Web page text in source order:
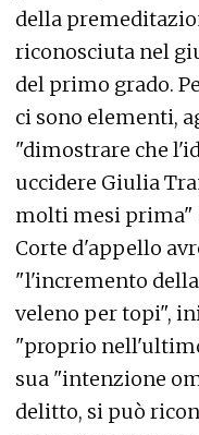
della
riconosciuta nel
del primo grado.
ci sono elementi,
"dimostrare che
uccidere Giulia
molti mesi prima"
Corte d'appello
"l'incremento
veleno per topi",
"proprio
sua "intenzione
delitto, si può